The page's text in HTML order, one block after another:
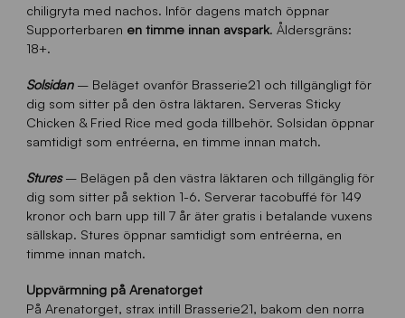
chiligryta med nachos. Inför dagens match öppnar
Supporterbaren en timme innan avspark. Åldersgräns:
18+.
Solsidan – Beläget ovanför Brasserie21 och tillgängligt för
dig som sitter på den östra läktaren. Serveras Sticky
Chicken & Fried Rice med goda tillbehör. Solsidan öppnar
samtidigt som entréerna, en timme innan match.
Stures– Belägen på den västra läktaren och tillgänglig för
dig som sitter på sektion 1-6. Serverar tacobuffé för 149
kronor och barn upp till 7 år äter gratis i betalande vuxens
sällskap. Stures öppnar samtidigt som entréerna, en
timme innan match.
Uppvärmning på Arenatorget
På Arenatorget, strax intill Brasserie21, bakom den norra